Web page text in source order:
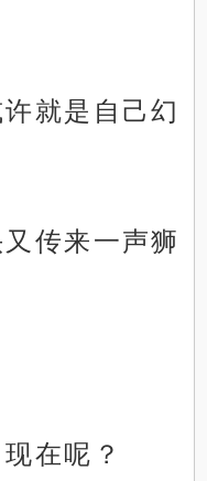
就是自己幻
传来一声狮
在呢？